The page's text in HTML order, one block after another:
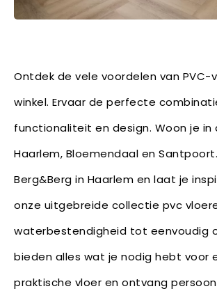
Ontdek de vele voordelen van PVC-
winkel. Ervaar de perfecte
functionaliteit en design. Woon je in
Haarlem, Bloemendaal en
Berg&Berg in Haarlem en laat je
onze uitgebreide collectie pvc
waterbestendigheid tot eenvoudig
bieden alles wat je nodig hebt voor
praktische vloer en ontvang